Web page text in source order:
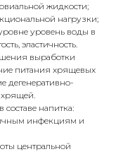
жидкости;
нагрузки;
уровень воды в
эластичность.
выработки
питания хрящевых
дегенеративно-
хрящей.
напитка:
инфекциям и
центральной